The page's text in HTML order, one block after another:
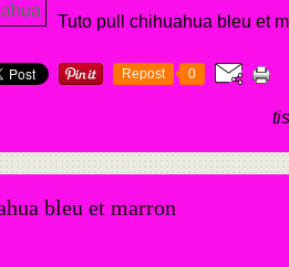
Tuto pull chihuahua bleu et
Repost 0
bleu et marron